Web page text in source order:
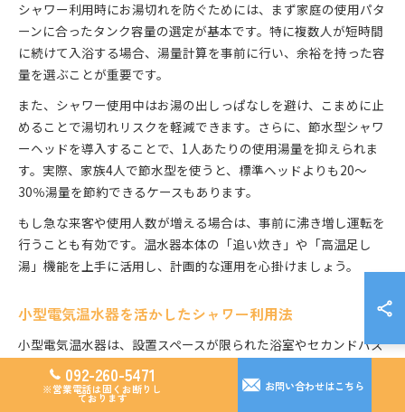
シャワー利用時にお湯切れを防ぐためには、まず家庭の使用パタ
ーンに合ったタンク容量の選定が基本です。特に複数人が短時間
に続けて入浴する場合、湯量計算を事前に行い、余裕を持った容
量を選ぶことが重要です。
また、シャワー使用中はお湯の出しっぱなしを避け、こまめに止
めることで湯切れリスクを軽減できます。さらに、節水型シャワ
ーヘッドを導入することで、1人あたりの使用湯量を抑えられま
す。実際、家族4人で節水型を使うと、標準ヘッドよりも20～
30％湯量を節約できるケースもあります。
もし急な来客や使用人数が増える場合は、事前に沸き増し運転を
行うことも有効です。温水器本体の「追い炊き」や「高温足し
湯」機能を上手に活用し、計画的な運用を心掛けましょう。
小型電気温水器を活かしたシャワー利用法
小型電気温水器は、設置スペースが限られた浴室やセカンドバス
ルーム、単身者向けの住まいで特に効果を発揮します。一般的に
20～50リットル程度のタンク容量でも、1回のシャワー利用なら
092-260-5471
※営業電話は固くお断りし
ております
お問い合わせはこちら